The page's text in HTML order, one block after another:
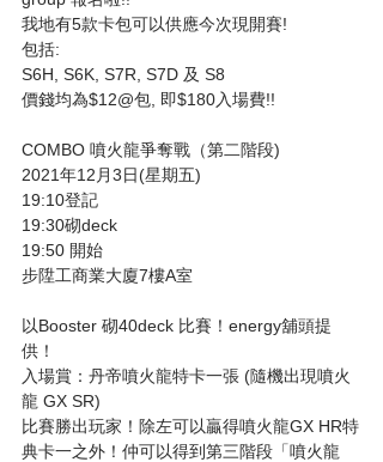
我地有5款卡包可以供應今次現開賽!
包括:
S6H, S6K, S7R, S7D 及 S8
價錢均為$12@包, 即$180入場費!!
COMBO 噴火龍爭奪戰（第二階段)
2021年12月3日(星期五)
19:10登記
19:30砌deck
19:50 開始
步陞工商業大廈7樓A室
以Booster 砌40deck 比賽！energy舖頭提
供！
入場賞：丹帝噴火龍特卡一張 (隨機出現噴火
龍 GX SR)
比賽勝出玩家！除左可以贏得噴火龍GX HR特
典卡一之外！仲可以得到第三階段「噴火龍